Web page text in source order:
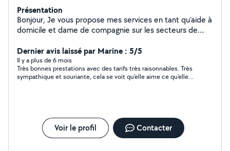
Présentation
Bonjour, Je vous propose mes services en tant qu'aide à
domicile et dame de compagnie sur les secteurs de
et toujours de très bonne humeur, si mon profil vous
intéresse, n'hésitez pas à me contacter, je serai ravie de
venir vous aider
Dernier avis laissé par Marine : 5/5
Il y a plus de 6 mois
Très bonnes prestations avec des tarifs très raisonnables. Très
sympathique et souriante, cela se voit qu'elle aime ce qu'elle
Voir le profil Contacter